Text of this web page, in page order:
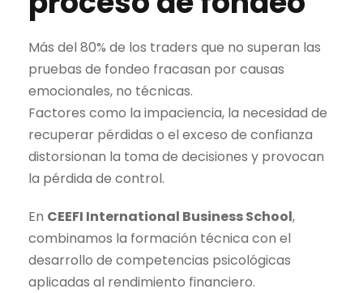
Más del 80% de los traders que no superan las
pruebas de fondeo fracasan por causas
emocionales, no técnicas.
Factores como la impaciencia, la necesidad de
recuperar pérdidas o el exceso de confianza
distorsionan la toma de decisiones y provocan
la pérdida de control.
En CEEFI International Business School,
combinamos la formación técnica con el
desarrollo de competencias psicológicas
aplicadas al rendimiento financiero.